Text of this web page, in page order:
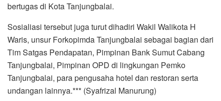
bertugas di Kota Tanjungbalai.
Sosialiasi tersebut juga turut dihadiri Wakil Walikota H
Waris, unsur Forkopimda Tanjungbalai sebagai bagian dari
Tim Satgas Pendapatan, Pimpinan Bank Sumut Cabang
Tanjungbalai, Pimpinan OPD di lingkungan Pemko
Tanjungbalai, para pengusaha hotel dan restoran serta
undangan lainnya.*** (Syafrizal Manurung)